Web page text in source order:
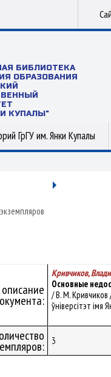
БИБЛИОТЕКА
ОБРАЗОВАНИЯ
КУПАЛЫ"
ГрГУ им. Янки Купалы
Кривчиков,
Основные
/ В. М. Кривчиков
ўніверсітэт імя
3